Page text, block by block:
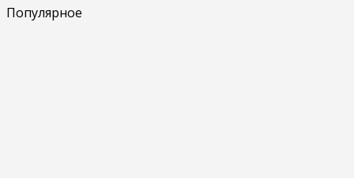
Популярное